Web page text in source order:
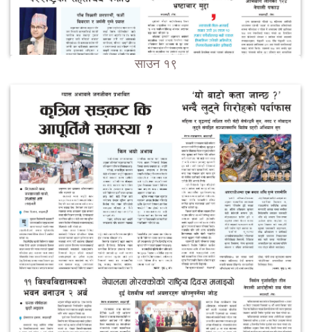
साउन १९